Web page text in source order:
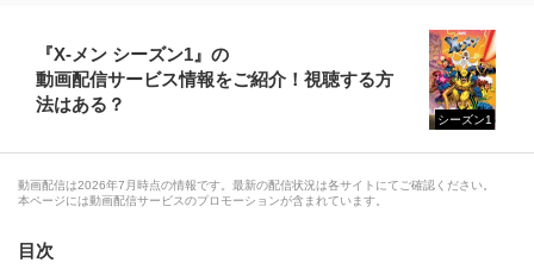
『X-メン シーズン1』の
動画配信サービス情報をご紹介！視聴する方
法はある？
シーズン1
動画配信は2026年7月時点の情報です。最新の配信状況は各サイトにてご確認ください。
本ページには動画配信サービスのプロモーションが含まれています。
目次